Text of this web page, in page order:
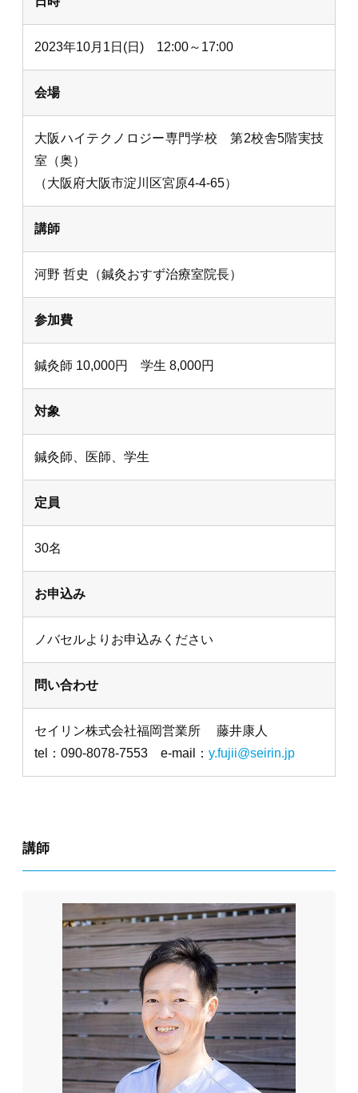
2023年10月1日(日) 12:00～17:00
会場
大阪ハイテクノロジー専門学校 第2校舎5階実技
室（奥）
（大阪府大阪市淀川区宮原4-4-65）
講師
河野 哲史（鍼灸おすず治療室院長）
参加費
鍼灸師 10,000円 学生 8,000円
対象
鍼灸師、医師、学生
定員
30名
お申込み
ノバセルよりお申込みください
問い合わせ
セイリン株式会社福岡営業所 藤井康人
tel：090-8078-7553 e-mail： y.fujii@seirin.jp
講師